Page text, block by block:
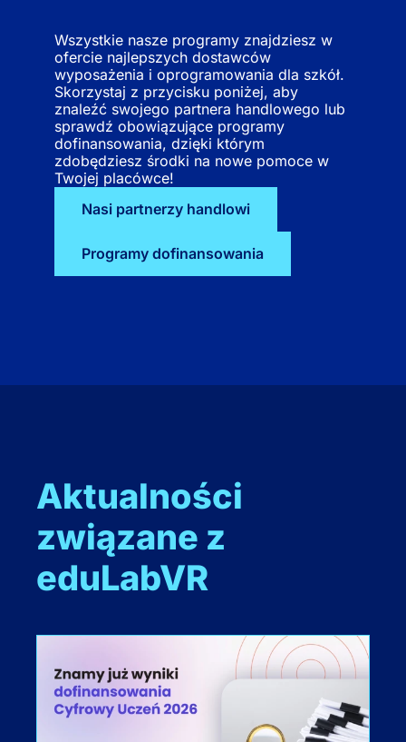
Wszystkie nasze programy znajdziesz w
ofercie najlepszych dostawców
wyposażenia i oprogramowania dla szkół.
Skorzystaj z przycisku poniżej, aby
znaleźć swojego partnera handlowego lub
sprawdź obowiązujące programy
dofinansowania, dzięki którym
zdobędziesz środki na nowe pomoce w
Twojej placówce!
Nasi partnerzy handlowi
Programy dofinansowania
Aktualności
związane z
eduLabVR